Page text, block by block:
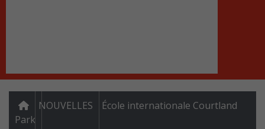
NOUVELLES
École internationale Courtland
Park